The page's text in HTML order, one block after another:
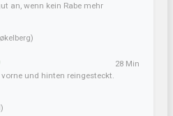
an, wenn kein Rabe mehr
und hinten reingesteckt.
28 Min